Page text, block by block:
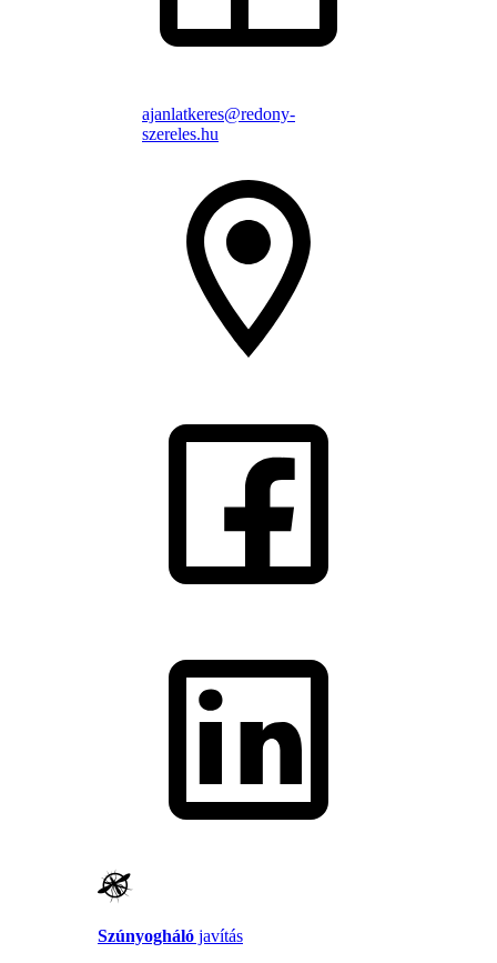
ajanlatkeres@redony-
szereles.hu
Szúnyogháló javítás